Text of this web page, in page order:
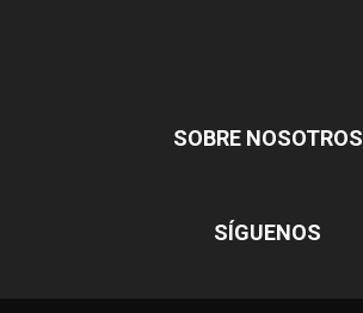
SOBRE NOSOTROS
SÍGUENOS